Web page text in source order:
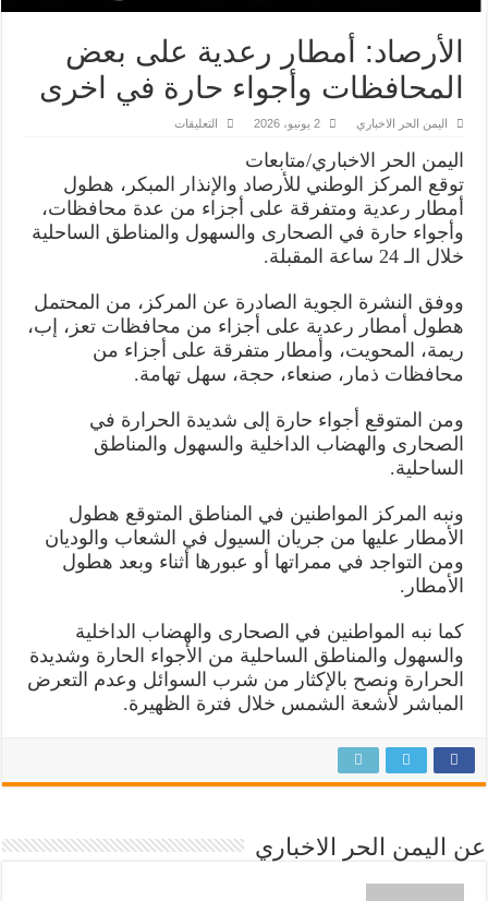
الأرصاد: أمطار رعدية على بعض
المحافظات وأجواء حارة في اخرى
اليمن الحر الاخباري 2 يونيو، 2026 التعليقات
على
بعض
المحافظات
وأجواء
حارة
اليمن الحر الاخباري/متابعات
توقع المركز الوطني للأرصاد والإنذار المبكر، هطول
أمطار رعدية ومتفرقة على أجزاء من عدة محافظات،
وأجواء حارة في الصحارى والسهول والمناطق الساحلية
خلال الـ 24 ساعة المقبلة.
ووفق النشرة الجوية الصادرة عن المركز، من المحتمل
هطول أمطار رعدية على أجزاء من محافظات تعز، إب،
ريمة، المحويت، وأمطار متفرقة على أجزاء من
محافظات ذمار، صنعاء، حجة، سهل تهامة.
ومن المتوقع أجواء حارة إلى شديدة الحرارة في
الصحارى والهضاب الداخلية والسهول والمناطق
الساحلية.
ونبه المركز المواطنين في المناطق المتوقع هطول
الأمطار عليها من جريان السيول في الشعاب والوديان
ومن التواجد في ممراتها أو عبورها أثناء وبعد هطول
الأمطار.
كما نبه المواطنين في الصحارى والهضاب الداخلية
والسهول والمناطق الساحلية من الأجواء الحارة وشديدة
الحرارة ونصح بالإكثار من شرب السوائل وعدم التعرض
المباشر لأشعة الشمس خلال فترة الظهيرة.
عن اليمن الحر الاخباري